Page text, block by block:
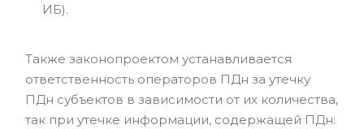
ИБ).
Также законопроектом устанавливается
ответственность операторов ПДн за утечку
ПДн субъектов в зависимости от их количества,
так при утечке информации, содержащей ПДн: